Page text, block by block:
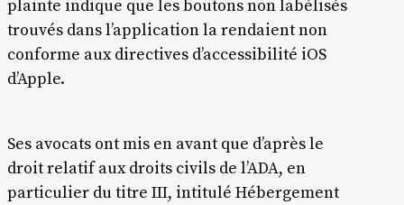
plainte indique que les boutons non labélisés
trouvés dans l’application la rendaient non
conforme aux directives d’accessibilité iOS
d’Apple.
Ses avocats ont mis en avant que d’après le
droit relatif aux droits civils de l’ADA, en
particulier du titre III, intitulé Hébergement